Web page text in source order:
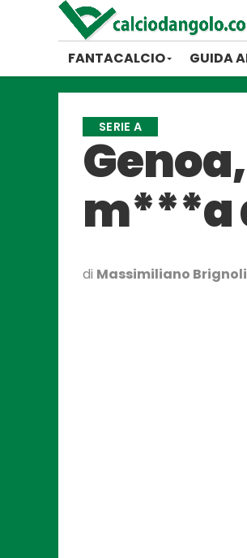
FANTACALCIO GUIDA
SERIE A
m***a
di Massimiliano Brignoli